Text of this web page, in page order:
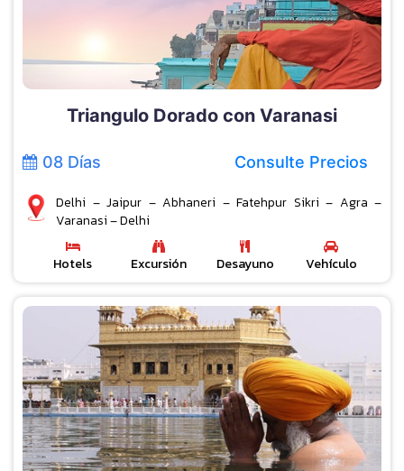
Triangulo Dorado con Varanasi
08 Días Consulte Precios
Delhi – Jaipur – Abhaneri – Fatehpur Sikri – Agra –
Varanasi – Delhi
Hotels Excursión Desayuno Vehículo